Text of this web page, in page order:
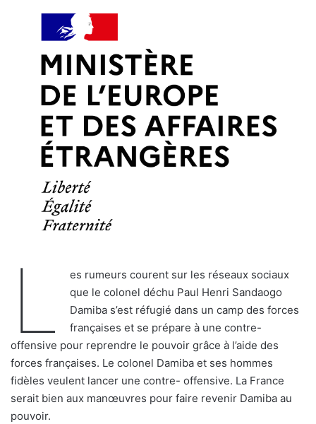
L
es rumeurs courent sur les réseaux sociaux
que le colonel déchu Paul Henri Sandaogo
Damiba s’est réfugié dans un camp des forces
françaises et se prépare à une contre-
offensive pour reprendre le pouvoir grâce à l’aide des
forces françaises. Le colonel Damiba et ses hommes
fidèles veulent lancer une contre- offensive. La France
serait bien aux manœuvres pour faire revenir Damiba au
pouvoir.